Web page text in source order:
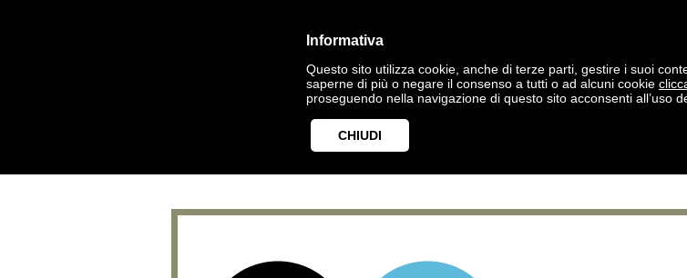
Informativa
Questo sito utilizza cookie, anche di terze parti, gestire i suoi
saperne di più o negare il consenso a tutti o ad alcuni cookie
proseguendo nella navigazione di questo sito acconsenti all’uso
CHIUDI